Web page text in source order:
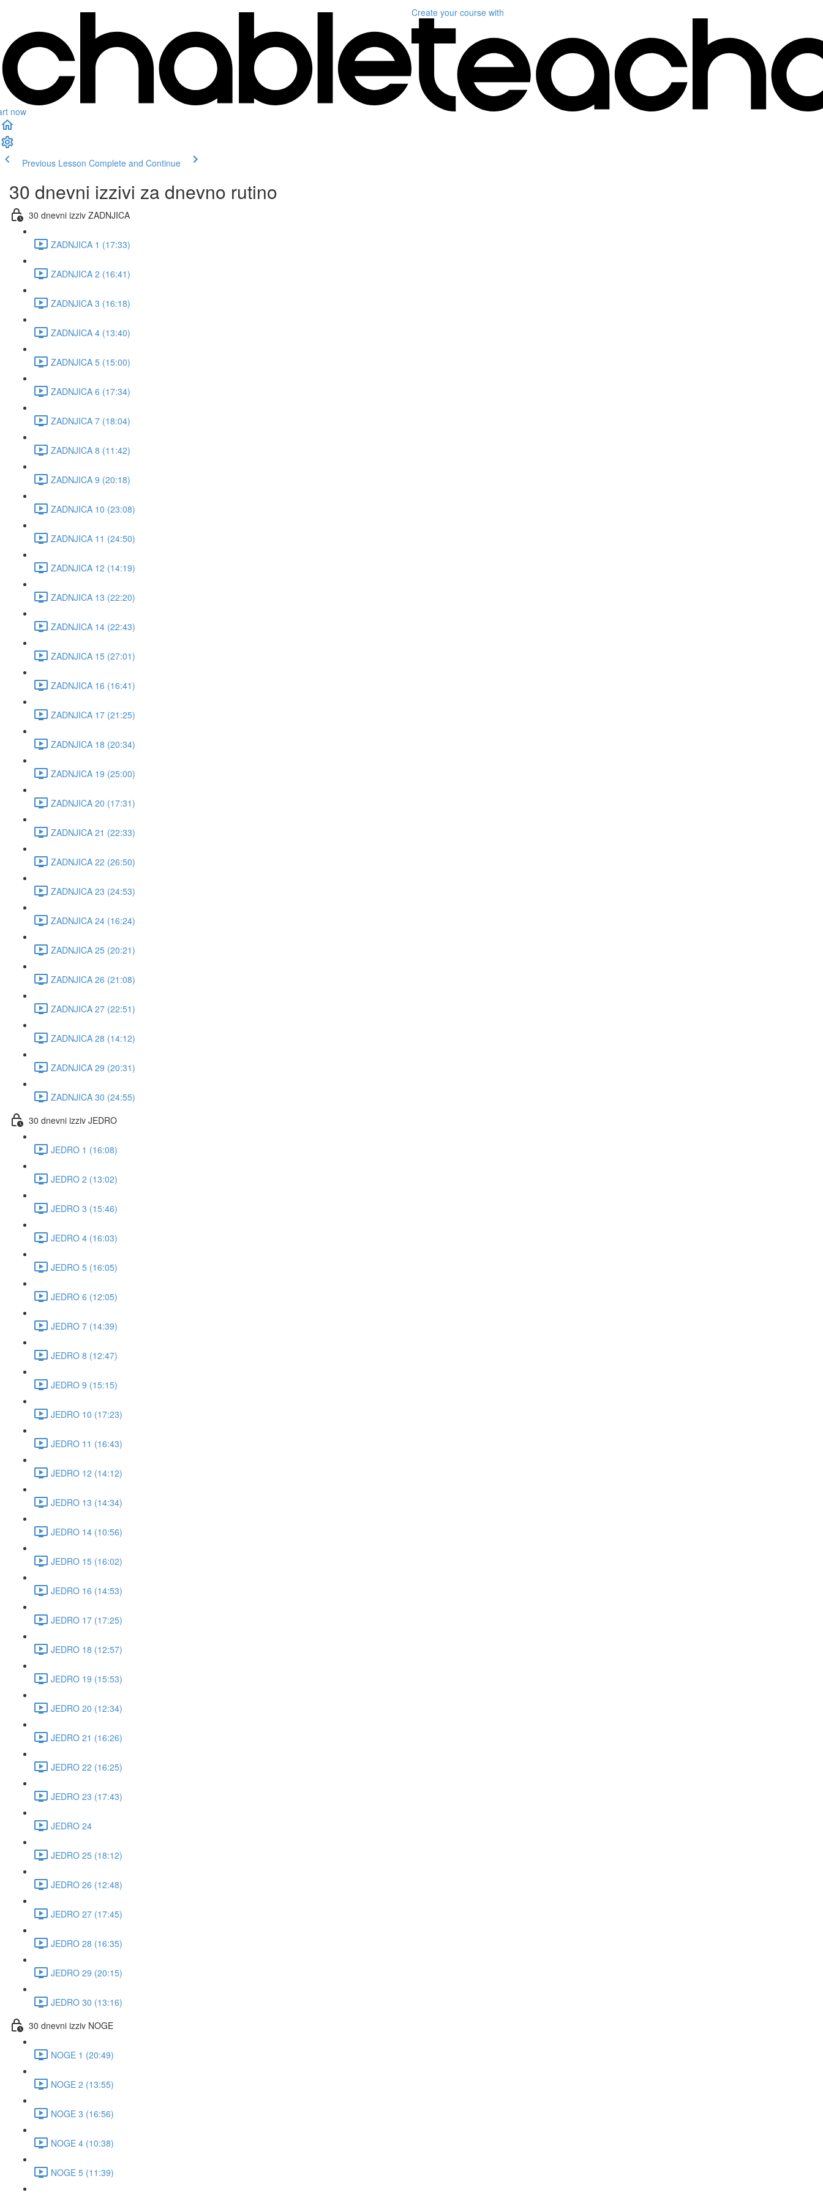
now
Create your course with
Previous Lesson Complete and Continue
30 dnevni izzivi za dnevno rutino
30 dnevni izziv ZADNJICA
ZADNJICA 1 (17:33)
ZADNJICA 2 (16:41)
ZADNJICA 3 (16:18)
ZADNJICA 4 (13:40)
ZADNJICA 5 (15:00)
ZADNJICA 6 (17:34)
ZADNJICA 7 (18:04)
ZADNJICA 8 (11:42)
ZADNJICA 9 (20:18)
ZADNJICA 10 (23:08)
ZADNJICA 11 (24:50)
ZADNJICA 12 (14:19)
ZADNJICA 13 (22:20)
ZADNJICA 14 (22:43)
ZADNJICA 15 (27:01)
ZADNJICA 16 (16:41)
ZADNJICA 17 (21:25)
ZADNJICA 18 (20:34)
ZADNJICA 19 (25:00)
ZADNJICA 20 (17:31)
ZADNJICA 21 (22:33)
ZADNJICA 22 (26:50)
ZADNJICA 23 (24:53)
ZADNJICA 24 (16:24)
ZADNJICA 25 (20:21)
ZADNJICA 26 (21:08)
ZADNJICA 27 (22:51)
ZADNJICA 28 (14:12)
ZADNJICA 29 (20:31)
ZADNJICA 30 (24:55)
30 dnevni izziv JEDRO
JEDRO 1 (16:08)
JEDRO 2 (13:02)
JEDRO 3 (15:46)
JEDRO 4 (16:03)
JEDRO 5 (16:05)
JEDRO 6 (12:05)
JEDRO 7 (14:39)
JEDRO 8 (12:47)
JEDRO 9 (15:15)
JEDRO 10 (17:23)
JEDRO 11 (16:43)
JEDRO 12 (14:12)
JEDRO 13 (14:34)
JEDRO 14 (10:56)
JEDRO 15 (16:02)
JEDRO 16 (14:53)
JEDRO 17 (17:25)
JEDRO 18 (12:57)
JEDRO 19 (15:53)
JEDRO 20 (12:34)
JEDRO 21 (16:26)
JEDRO 22 (16:25)
JEDRO 23 (17:43)
JEDRO 24
JEDRO 25 (18:12)
JEDRO 26 (12:48)
JEDRO 27 (17:45)
JEDRO 28 (16:35)
JEDRO 29 (20:15)
JEDRO 30 (13:16)
30 dnevni izziv NOGE
NOGE 1 (20:49)
NOGE 2 (13:55)
NOGE 3 (16:56)
NOGE 4 (10:38)
NOGE 5 (11:39)